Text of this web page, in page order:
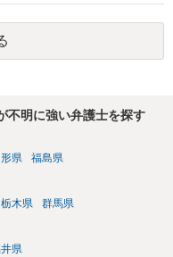
って欲しい、などの要望を
マネーを送信してしまいま
の雰囲気の写真を交換して
と言われたので教えたりと
不明に強い弁護士を探す
県 福島県
栃木県 群馬県
県